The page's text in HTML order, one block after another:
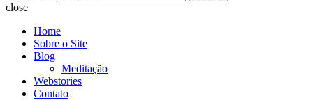
close
Home
Sobre o Site
Blog
Meditação
Webstories
Contato